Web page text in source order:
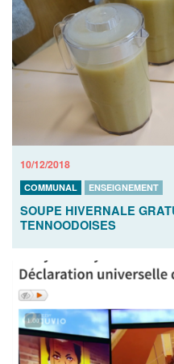
10/12/2018
COMMUNAL ENSEIGNEMENT
SOUPE HIVERNALE
TENNOODOISES